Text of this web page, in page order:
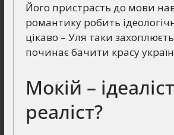
Його пристрасть до мови
романтику робить
цікаво – Уля таки
починає бачити красу
Мокій –
реаліст?